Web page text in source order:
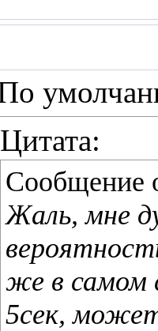
Цитата:
Сообщение
Жаль, мне
же в самом
5сек,